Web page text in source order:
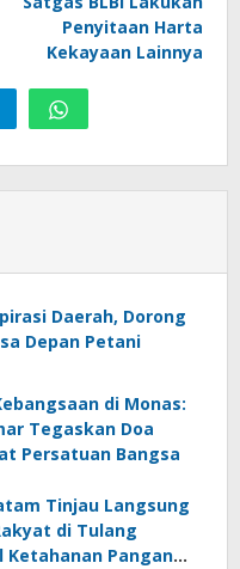
Penyitaan Harta
Kekayaan Lainnya
Daerah, Dorong
Depan Petani
di Monas:
Tegaskan Doa
Persatuan Bangsa
Tinjau Langsung
di Tulang
Ketahanan Pangan